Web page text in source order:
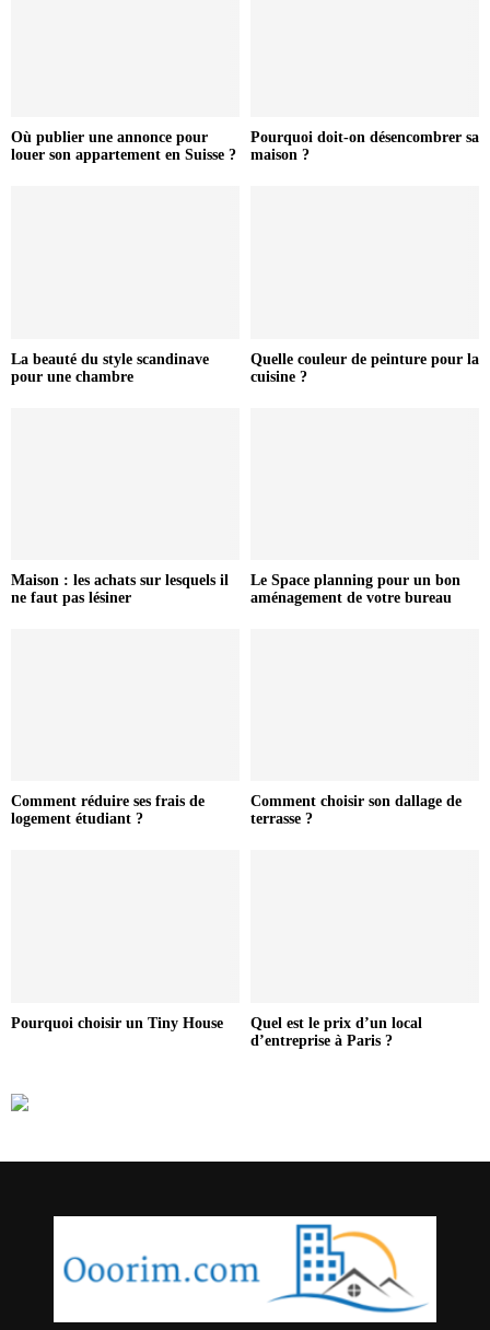
Où publier une annonce pour
louer son appartement en Suisse ?
Pourquoi doit-on désencombrer sa
maison ?
La beauté du style scandinave
pour une chambre
Quelle couleur de peinture pour la
cuisine ?
Maison : les achats sur lesquels il
ne faut pas lésiner
Le Space planning pour un bon
aménagement de votre bureau
Comment réduire ses frais de
logement étudiant ?
Comment choisir son dallage de
terrasse ?
Pourquoi choisir un Tiny House
Quel est le prix d’un local
d’entreprise à Paris ?